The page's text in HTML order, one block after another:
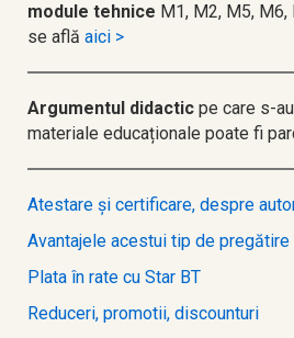
module tehnice M1, M2, M5,
se află aici >
Argumentul didactic pe care s-
materiale educaționale poate fi
Atestare și certificare, despre
Avantajele acestui tip de pregătire
Plata în rate cu Star BT
Reduceri, promotii, discounturi